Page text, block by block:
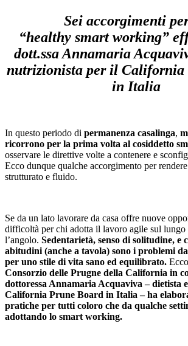
Sei accorgimenti
“healthy smart working”
dott.ssa Annamaria
nutrizionista per il California
in Italia
In questo periodo di permanenza casalinga,
ricorrono per la prima volta al cosiddetto
osservare le direttive volte a contenere e
Ecco dunque qualche accorgimento per
strutturato e fluido.
Se da un lato lavorare da casa offre nuove
difficoltà per chi adotta il lavoro agile sul lungo
l’angolo. Sedentarietà, senso di solitudine, e
abitudini (anche a tavola) sono i problemi
per uno stile di vita sano ed equilibrato.
Consorzio delle Prugne della California in
dottoressa Annamaria Acquaviva – dietista
California Prune Board in Italia – ha
pratiche per tutti coloro che da qualche
adottando lo smart working.